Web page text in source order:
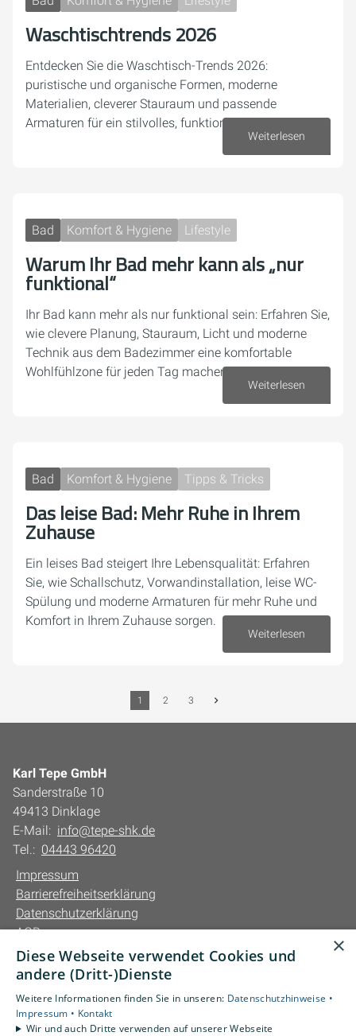
Waschtischtrends 2026
Entdecken Sie die Waschtisch-Trends 2026:
puristische und organische Formen, moderne
Materialien, cleverer Stauraum und passende
Armaturen für ein stilvolles, funktionales Bad.
Weiterlesen
Bad Komfort & Hygiene Lifestyle
Warum Ihr Bad mehr kann als „nur
funktional“
Ihr Bad kann mehr als nur funktional sein: Erfahren Sie,
wie clevere Planung, Stauraum, Licht und moderne
Technik aus dem Badezimmer eine komfortable
Wohlfühlzone für jeden Tag machen.
Weiterlesen
Bad Komfort & Hygiene Tipps & Tricks
Das leise Bad: Mehr Ruhe in Ihrem
Zuhause
Ein leises Bad steigert Ihre Lebensqualität: Erfahren
Sie, wie Schallschutz, Vorwandinstallation, leise WC-
Spülung und moderne Armaturen für mehr Ruhe und
Komfort in Ihrem Zuhause sorgen.
Weiterlesen
1 2 3
Karl Tepe GmbH
Sanderstraße 10
49413 Dinklage
E-Mail: info@tepe-shk.de
Tel.: 04443 96420
Impressum
Barrierefreiheitserklärung
Datenschutzerklärung
AGB
Unsere Bereiche
Gewerbekunden
Karriere
×
Diese Webseite verwendet Cookies und
andere (Dritt-)Dienste
Weitere Informationen finden Sie in unseren: Datenschutzhinweise •
Impressum • Kontakt
Wir und auch Dritte verwenden auf unserer Webseite